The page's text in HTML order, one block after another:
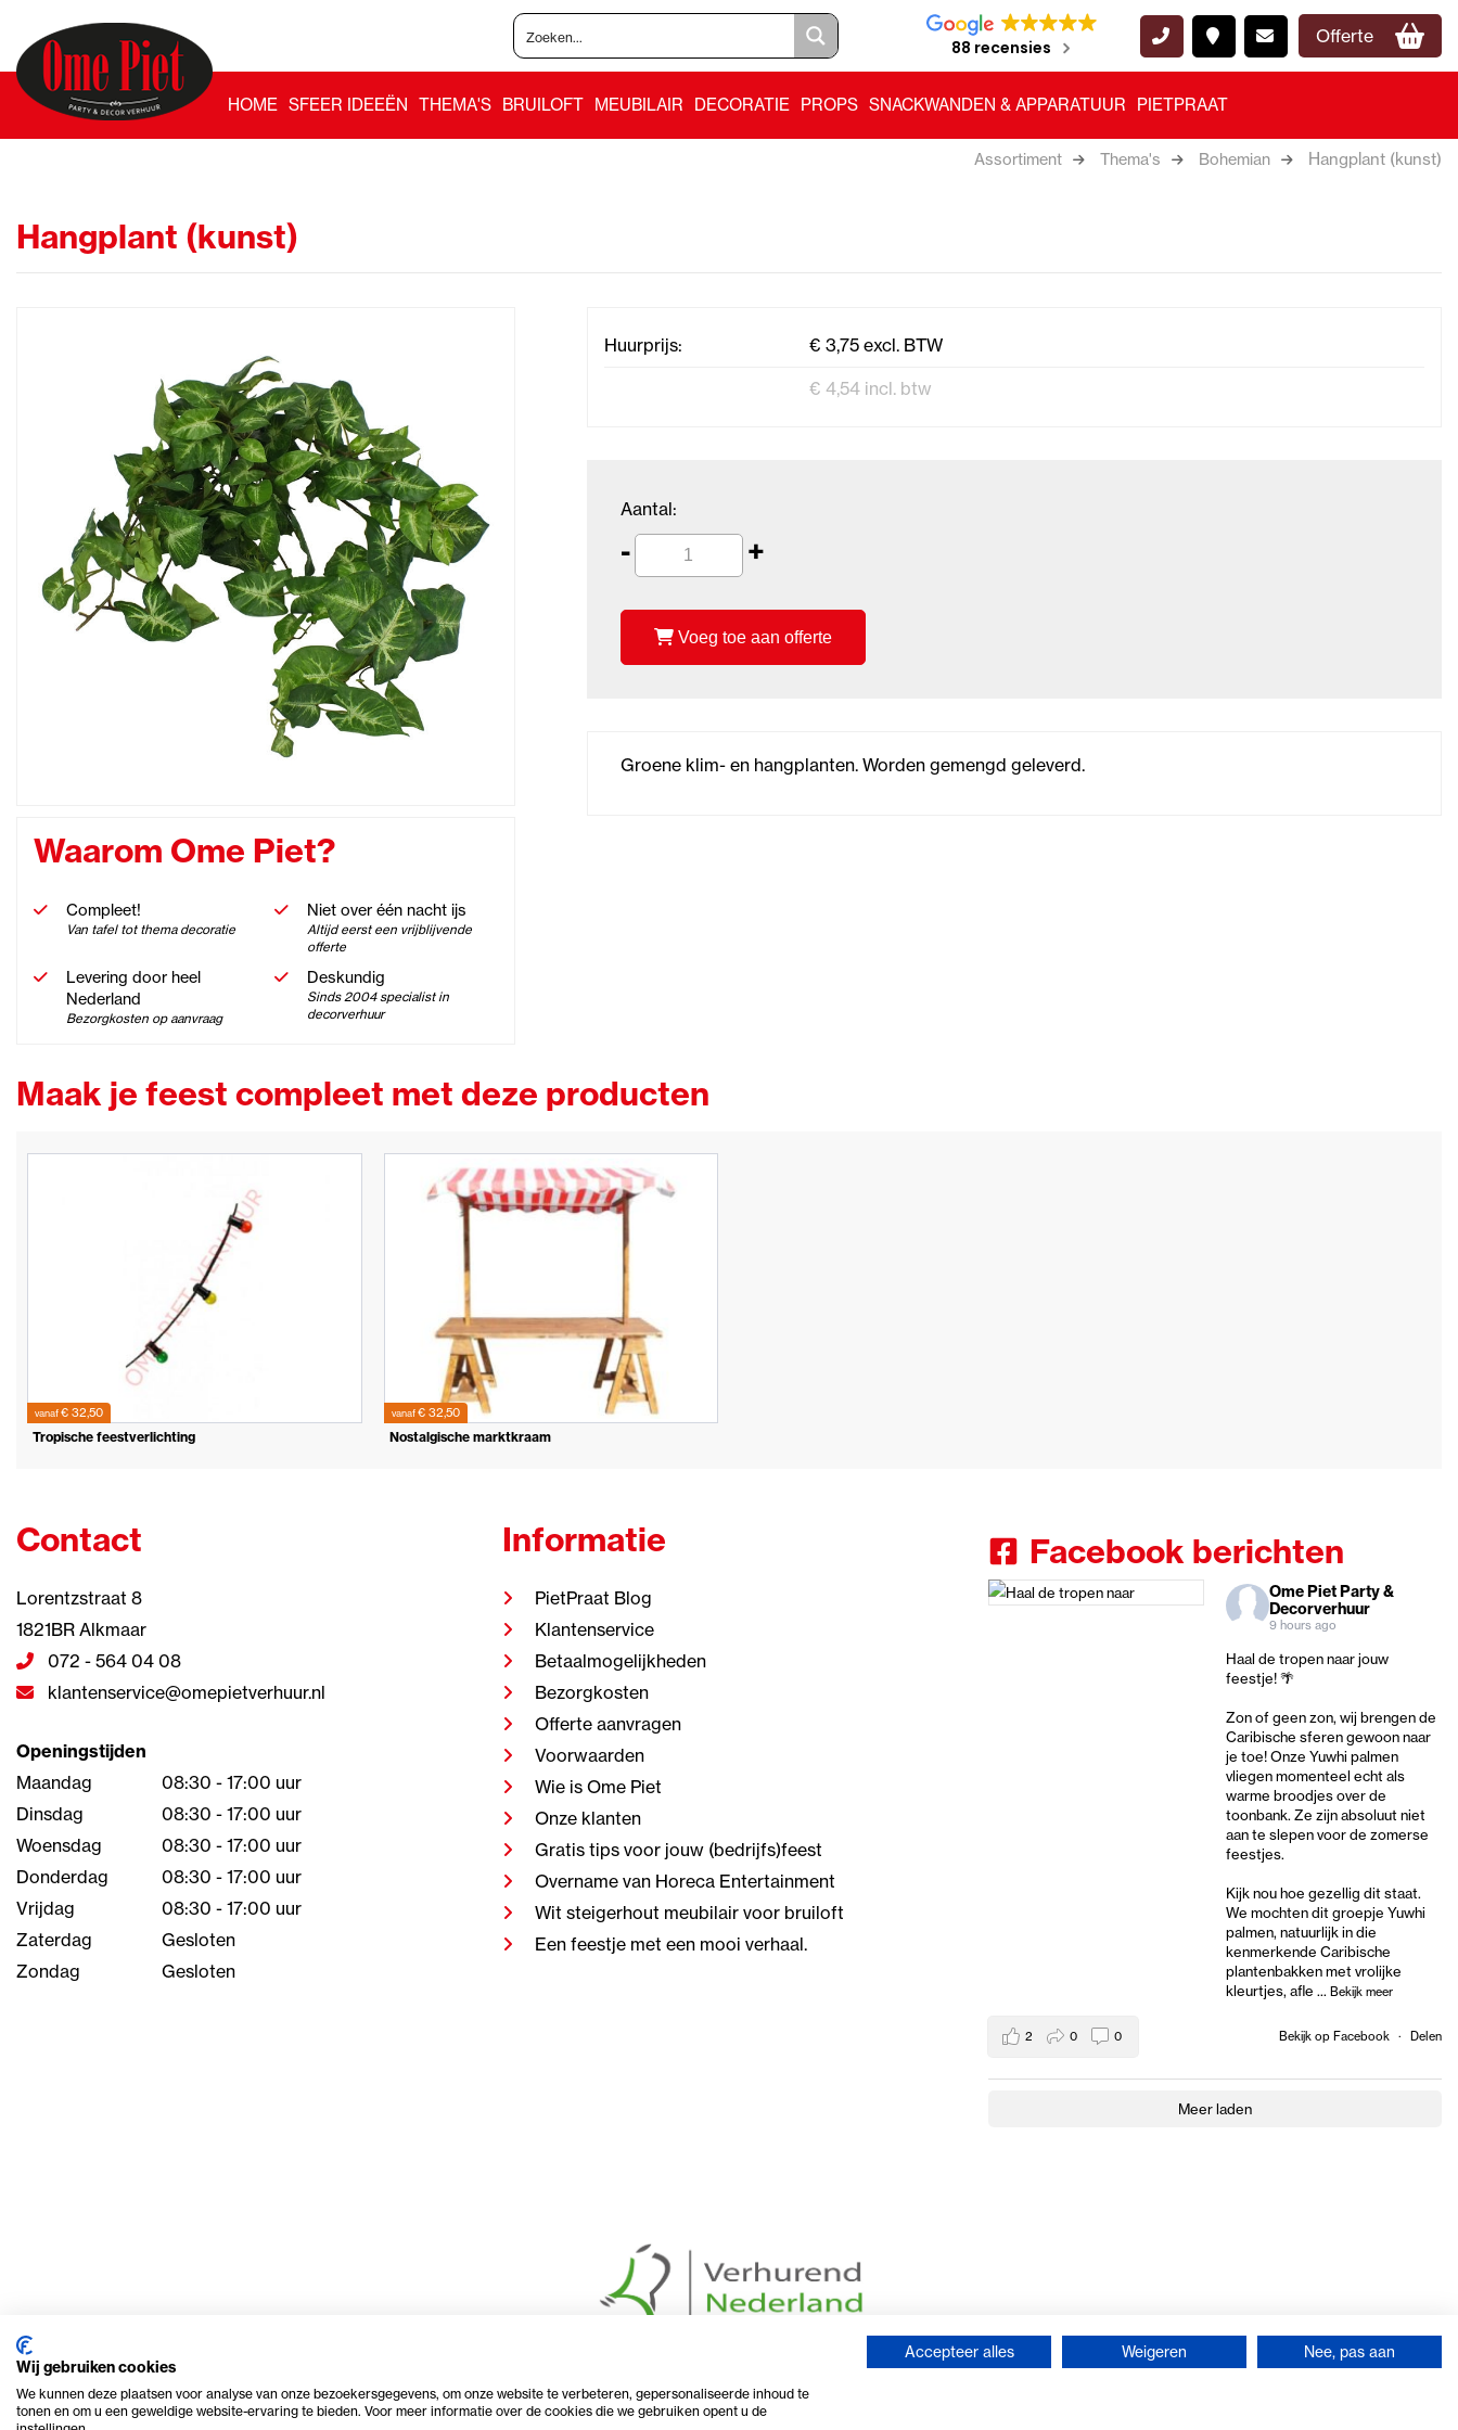
88 recensies
Offerte
HOME SFEER IDEEËN THEMA'S BRUILOFT MEUBILAIR DECORATIE PROPS SNACKWANDEN & APPARATUUR PIETPRAAT
Assortiment Thema's Bohemian Hangplant (kunst)
Hangplant (kunst)
Waarom Ome Piet?
Compleet!
Van tafel tot thema decoratie
Niet over één nacht ijs
Altijd eerst een vrijblijvende
offerte
Levering door heel
Nederland
Bezorgkosten op aanvraag
Deskundig
Sinds 2004 specialist in
decorverhuur
Huurprijs:
€ 3,75 excl. BTW
€ 4,54 incl. btw
Aantal:
- +
Voeg toe aan offerte
Groene klim- en hangplanten. Worden gemengd geleverd.
Maak je feest compleet met deze producten
vanaf€ 32,50
Tropische feestverlichting
vanaf€ 32,50
Nostalgische marktkraam
Contact
Lorentzstraat 8
1821BR Alkmaar
072 - 564 04 08
klantenservice@omepietverhuur.nl
Openingstijden
Maandag
08:30 - 17:00 uur
Dinsdag
08:30 - 17:00 uur
Woensdag
08:30 - 17:00 uur
Donderdag
08:30 - 17:00 uur
Vrijdag
08:30 - 17:00 uur
Zaterdag
Gesloten
Zondag
Gesloten
Informatie
PietPraat Blog
Klantenservice
Betaalmogelijkheden
Bezorgkosten
Offerte aanvragen
Voorwaarden
Wie is Ome Piet
Onze klanten
Gratis tips voor jouw (bedrijfs)feest
Overname van Horeca Entertainment
Wit steigerhout meubilair voor bruiloft
Een feestje met een mooi verhaal.
Facebook berichten
Ome Piet Party &
Decorverhuur
9 hours ago
Haal de tropen naar jouw
feestje! 🌴
Zon of geen zon, wij brengen de
Caribische sferen gewoon naar
je toe! Onze Yuwhi palmen
vliegen momenteel echt als
warme broodjes over de
toonbank. Ze zijn absoluut niet
aan te slepen voor de zomerse
feestjes.
Kijk nou hoe gezellig dit staat.
We mochten dit groepje Yuwhi
palmen, natuurlijk in die
kenmerkende Caribische
plantenbakken met vrolijke
kleurtjes, afle ... Bekijk meer
Bekijk op Facebook · Delen
2 0 0
Meer laden
Wij gebruiken cookies
We kunnen deze plaatsen voor analyse van onze bezoekersgegevens, om onze website te verbeteren, gepersonaliseerde inhoud te
tonen en om u een geweldige website-ervaring te bieden. Voor meer informatie over de cookies die we gebruiken opent u de
Accepteer alles Weigeren Nee, pas aan